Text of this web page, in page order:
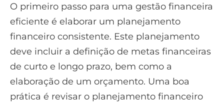
O primeiro passo para uma gestão financeira
eficiente é elaborar um planejamento
financeiro consistente. Este planejamento
deve incluir a definição de metas financeiras
de curto e longo prazo, bem como a
elaboração de um orçamento. Uma boa
prática é revisar o planejamento financeiro